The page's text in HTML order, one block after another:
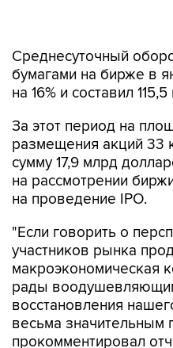
на 16% и составил
За этот период на
сумму 17,9 млрд
на рассмотрении
на проведение IPO.
"Если говорить о
макроэкономическая
рады
восстановления
весьма значительным
прокомментировал
Николас Агузин.